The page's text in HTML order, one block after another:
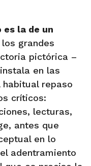
es la de un
los grandes
pictórica –
en las
habitual repaso
críticos:
lecturas,
antes que
en lo
adentramiento